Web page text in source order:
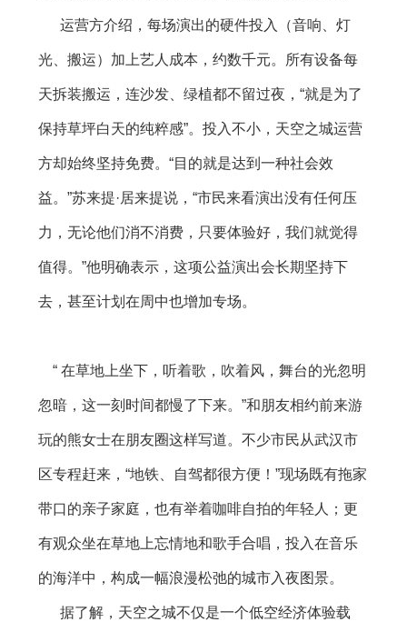
运营方介绍，每场演出的硬件投入（音响、灯
光、搬运）加上艺人成本，约数千元。所有设备每
天拆装搬运，连沙发、绿植都不留过夜，“就是为了
保持草坪白天的纯粹感”。投入不小，天空之城运营
方却始终坚持免费。“目的就是达到一种社会效
益。”苏来提·居来提说，“市民来看演出没有任何压
力，无论他们消不消费，只要体验好，我们就觉得
值得。”他明确表示，这项公益演出会长期坚持下
去，甚至计划在周中也增加专场。
“ 在草地上坐下，听着歌，吹着风，舞台的光忽明
忽暗，这一刻时间都慢了下来。”和朋友相约前来游
玩的熊女士在朋友圈这样写道。不少市民从武汉市
区专程赶来，“地铁、自驾都很方便！”现场既有拖家
带口的亲子家庭，也有举着咖啡自拍的年轻人；更
有观众坐在草地上忘情地和歌手合唱，投入在音乐
的海洋中，构成一幅浪漫松弛的城市入夜图景。
据了解，天空之城不仅是一个低空经济体验载